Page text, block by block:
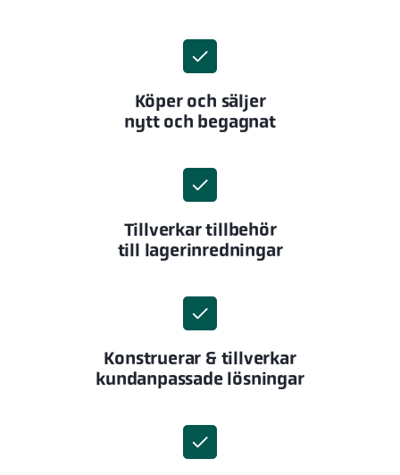
Köper och säljer
nytt och begagnat
Tillverkar tillbehör
till lagerinredningar
Konstruerar & tillverkar
kundanpassade lösningar